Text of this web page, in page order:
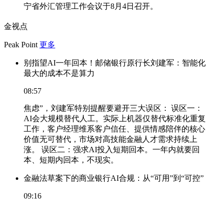
宁省外汇管理工作会议于8月4日召开。
金视点
Peak Point 更多
别指望AI一年回本！邮储银行原行长刘建军：智能化
最大的成本不是算力
08:57
焦虑”，刘建军特别提醒要避开三大误区： 误区一：
AI会大规模替代人工。实际上机器仅替代标准化重复
工作，客户经理维系客户信任、提供情感陪伴的核心
价值无可替代，市场对高技能金融人才需求持续上
涨。 误区二：强求AI投入短期回本。一年内就要回
本、短期内回本，不现实。
金融法草案下的商业银行AI合规：从“可用”到“可控”
09:16